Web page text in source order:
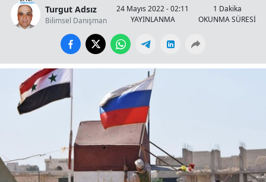
Turgut Adsız
Bilimsel Danışman
24 Mayıs 2022 - 02:11
YAYINLANMA
1 Dakika
OKUNMA SÜRESİ